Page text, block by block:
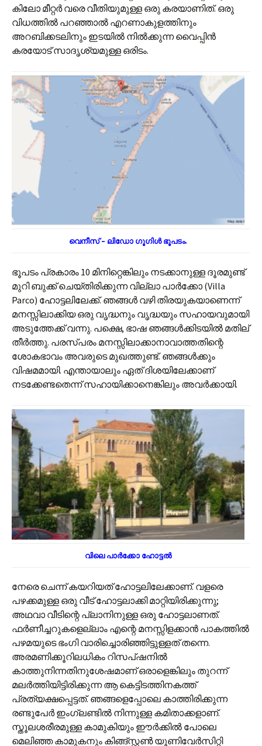
കിലോ മീറ്റർ വരെ വീതിയുമുള്ള ഒരു കരയാണിത്. ഒരു
വിധത്തിൽ പറഞ്ഞാൽ എറണാകുളത്തിനും
അറബിക്കടലിനും ഇടയിൽ നിൽക്കുന്ന വൈപ്പിൻ
കരയോട് സാദൃശ്യമുള്ള ഒരിടം.
വെനീസ് – ലിഡോ ഗൂഗിൾ ഭൂപടം.
ഭൂപടം പ്രകാരം 10 മിനിറ്റെങ്കിലും നടക്കാനുള്ള ദൂരമുണ്ട്
മുറി ബുക്ക് ചെയ്തിരിക്കുന്ന വില്ലാ പാർക്കോ (Villa
Parco) ഹോട്ടലിലേക്ക്. ഞങ്ങൾ വഴി തിരയുകയാണെന്ന്
മനസ്സിലാക്കിയ ഒരു വൃദ്ധനും വൃദ്ധയും സഹായവുമായി
അടുത്തേക്ക് വന്നു. പക്ഷെ, ഭാഷ ഞങ്ങൾക്കിടയിൽ മതില്
തീർത്തു. പരസ്പരം മനസ്സിലാക്കാനാവാത്തതിന്റെ
ശോകഭാവം അവരുടെ മുഖത്തുണ്ട്. ഞങ്ങൾക്കും
വിഷമമായി. എന്തായാലും ഏത് ദിശയിലേക്കാണ്
നടക്കേണ്ടതെന്ന് സഹായിക്കാനെങ്കിലും അവർക്കായി.
വിലെ പാർക്കോ ഹോട്ടൽ
നേരെ ചെന്ന് കയറിയത് ഹോട്ടലിലേക്കാണ്. വളരെ
പഴക്കമുള്ള ഒരു വീട് ഹോട്ടലാക്കി മാറ്റിയിരിക്കുന്നു;
അഥവാ വീടിന്റെ പ്ലാനിനുള്ള ഒരു ഹോട്ടലാണത്.
ഫർണീച്ചറുകളെല്ലാം എന്റെ മനസ്സിളക്കാൻ പാകത്തിൽ
പഴമയുടെ ഭംഗി വാരിച്ചൊരിഞ്ഞിട്ടുള്ളത് തന്നെ.
അരമണിക്കൂറിലധികം റിസപ്ഷനിൽ
കാത്തുനിന്നതിനുശേഷമാണ് ഒരാളെങ്കിലും തുറന്ന്
മലർത്തിയിട്ടിരിക്കുന്ന ആ കെട്ടിടത്തിനകത്ത്
പ്രത്യക്ഷപ്പെട്ടത്. ഞങ്ങളെപ്പോലെ കാത്തിരിക്കുന്ന
രണ്ടുപേർ ഇംഗ്ലണ്ടിൽ നിന്നുള്ള കമിതാക്കളാണ്.
സ്തൂലശരീരമുള്ള കാമുകിയും ഈർക്കിൽ പോലെ
മെലിഞ്ഞ കാമുകനും കിങ്ങ്‌സ്റ്റൺ യൂണിവേർസിറ്റി